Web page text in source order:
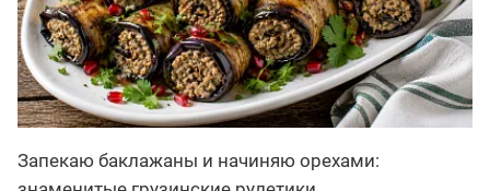
Запекаю баклажаны и начиняю орехами: